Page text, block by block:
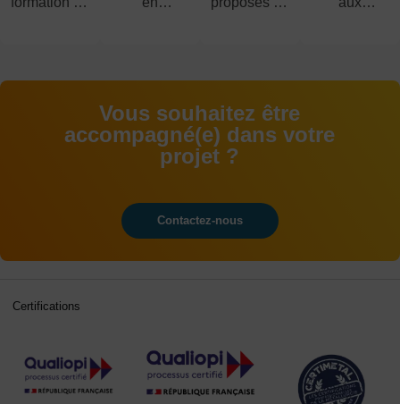
Vous souhaitez être
accompagné(e) dans votre
projet ?
Contactez-nous
Certifications